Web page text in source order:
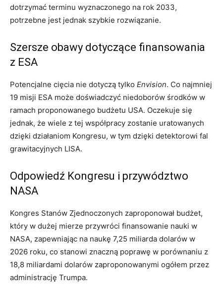
dotrzymać terminu wyznaczonego na rok 2033,
potrzebne jest jednak szybkie rozwiązanie.
Szersze obawy dotyczące finansowania
z ESA
Potencjalne cięcia nie dotyczą tylko Envision. Co najmniej
19 misji ESA może doświadczyć niedoborów środków w
ramach proponowanego budżetu USA. Oczekuje się
jednak, że wiele z tej współpracy zostanie uratowanych
dzięki działaniom Kongresu, w tym dzięki detektorowi fal
grawitacyjnych LISA.
Odpowiedź Kongresu i przywództwo
NASA
Kongres Stanów Zjednoczonych zaproponował budżet,
który w dużej mierze przywróci finansowanie nauki w
NASA, zapewniając na naukę 7,25 miliarda dolarów w
2026 roku, co stanowi znaczną poprawę w porównaniu z
18,8 miliardami dolarów zaproponowanymi ogółem przez
administrację Trumpa.